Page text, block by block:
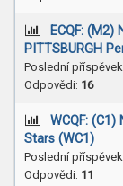
ECQF: (M2)
PITTSBURGH
Poslední
Odpovědi: 16
WCQF: (C1)
Stars (WC1)
Poslední
Odpovědi: 11